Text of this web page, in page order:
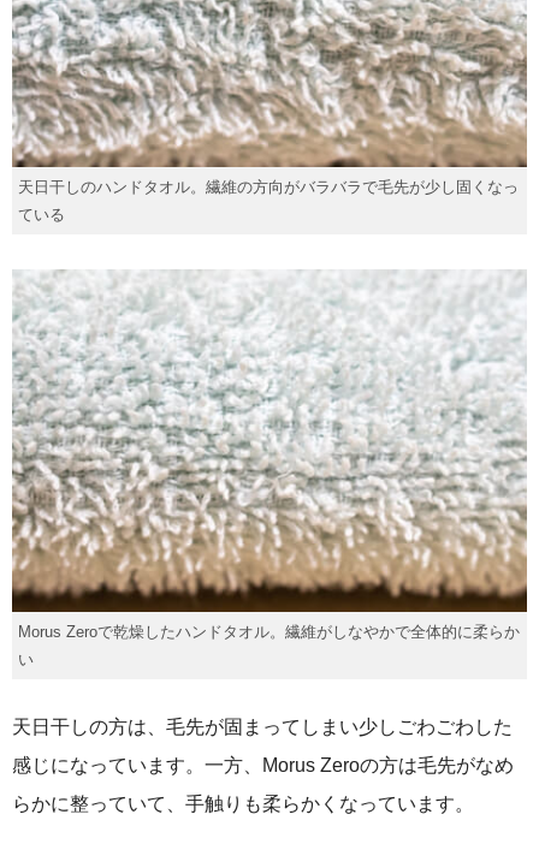
天日干しのハンドタオル。繊維の方向がバラバラで毛先が少し固くなっ
ている
Morus Zeroで乾燥したハンドタオル。繊維がしなやかで全体的に柔らか
い
天日干しの方は、毛先が固まってしまい少しごわごわした
感じになっています。一方、Morus Zeroの方は毛先がなめ
らかに整っていて、手触りも柔らかくなっています。